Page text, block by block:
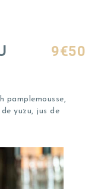
9€50
pamplemousse,
yuzu, jus de